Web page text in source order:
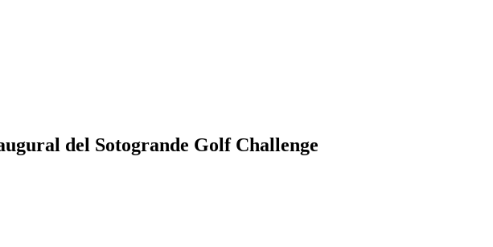
del Sotogrande Golf Challenge